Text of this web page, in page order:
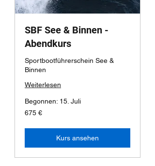
SBF See & Binnen -
Abendkurs
Sportbootführerschein See &
Binnen
Weiterlesen
Begonnen: 15. Juli
675
Euro
675 €
Kurs ansehen